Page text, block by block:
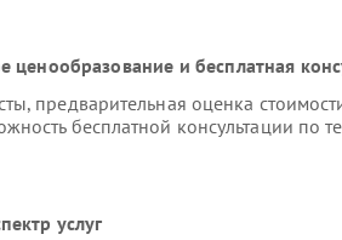
ценообразование и бесплатная
предварительная оценка
бесплатной консультации по
услуг